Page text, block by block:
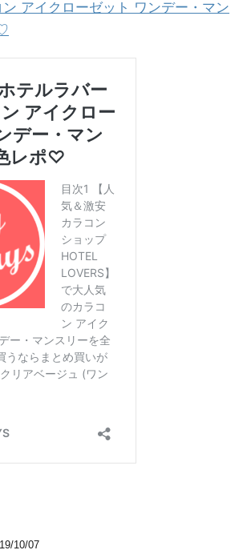
アイクローゼット ワンデー・マン
10/07